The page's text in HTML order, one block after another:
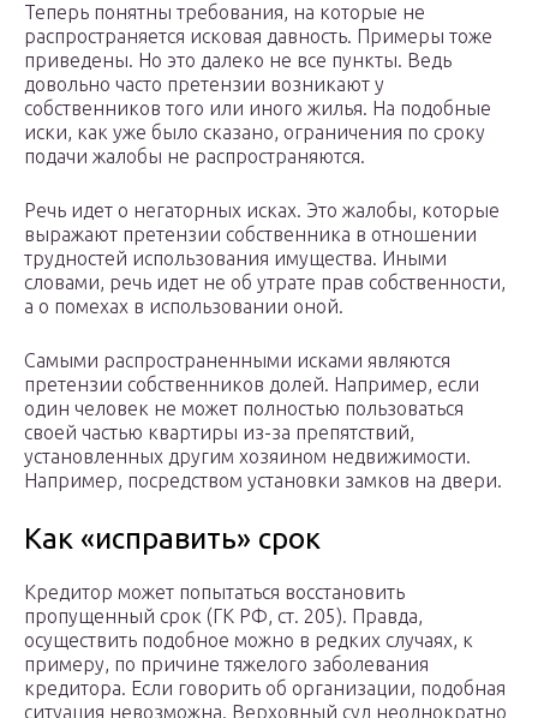
Теперь понятны требования, на которые не
распространяется исковая давность. Примеры тоже
приведены. Но это далеко не все пункты. Ведь
довольно часто претензии возникают у
собственников того или иного жилья. На подобные
иски, как уже было сказано, ограничения по сроку
подачи жалобы не распространяются.
Речь идет о негаторных исках. Это жалобы, которые
выражают претензии собственника в отношении
трудностей использования имущества. Иными
словами, речь идет не об утрате прав собственности,
а о помехах в использовании оной.
Самыми распространенными исками являются
претензии собственников долей. Например, если
один человек не может полностью пользоваться
своей частью квартиры из-за препятствий,
установленных другим хозяином недвижимости.
Например, посредством установки замков на двери.
Как «исправить» срок
Кредитор может попытаться восстановить
пропущенный срок (ГК РФ, ст. 205). Правда,
осуществить подобное можно в редких случаях, к
примеру, по причине тяжелого заболевания
кредитора. Если говорить об организации, подобная
ситуация невозможна. Верховный суд неоднократно